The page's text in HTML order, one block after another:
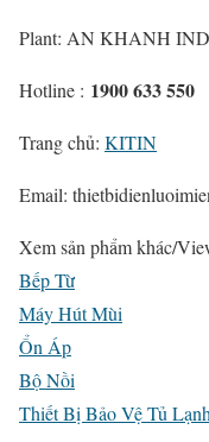
Plant: AN KHANH
Hotline : 1900 633 550
Trang chủ: KITIN
Email:
Xem sản phẩm khác/
Bếp Từ
Máy Hút Mùi
Ổn Áp
Bộ Nồi
Thiết Bị Bảo Vệ Tủ